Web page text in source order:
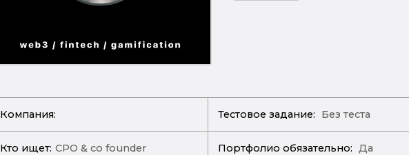
Компания: Тестовое задание: Без теста
Кто ищет: CPO & co founder Портфолио обязательно: Да